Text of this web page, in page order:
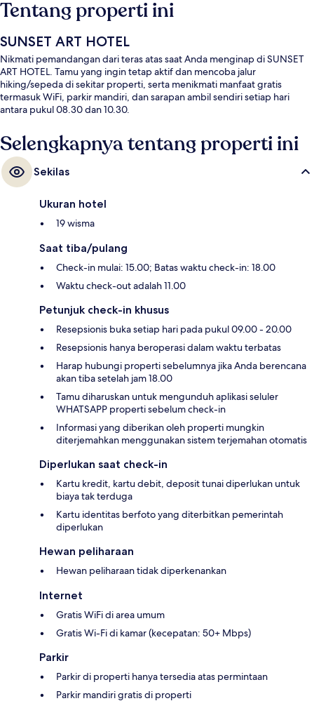
Tentang properti ini
SUNSET ART HOTEL
Nikmati pemandangan dari teras atas saat Anda menginap di SUNSET
ART HOTEL. Tamu yang ingin tetap aktif dan mencoba jalur
hiking/sepeda di sekitar properti, serta menikmati manfaat gratis
termasuk WiFi, parkir mandiri, dan sarapan ambil sendiri setiap hari
antara pukul 08.30 dan 10.30.
Selengkapnya tentang properti ini
Sekilas
Ukuran hotel
19 wisma
Saat tiba/pulang
Check-in mulai: 15.00; Batas waktu check-in: 18.00
Waktu check-out adalah 11.00
Petunjuk check-in khusus
Resepsionis buka setiap hari pada pukul 09.00 - 20.00
Resepsionis hanya beroperasi dalam waktu terbatas
Harap hubungi properti sebelumnya jika Anda berencana
akan tiba setelah jam 18.00
Tamu diharuskan untuk mengunduh aplikasi seluler
WHATSAPP properti sebelum check-in
Informasi yang diberikan oleh properti mungkin
diterjemahkan menggunakan sistem terjemahan otomatis
Diperlukan saat check-in
Kartu kredit, kartu debit, deposit tunai diperlukan untuk
biaya tak terduga
Kartu identitas berfoto yang diterbitkan pemerintah
diperlukan
Hewan peliharaan
Hewan peliharaan tidak diperkenankan
Internet
Gratis WiFi di area umum
Gratis Wi-Fi di kamar (kecepatan: 50+ Mbps)
Parkir
Parkir di properti hanya tersedia atas permintaan
Parkir mandiri gratis di properti